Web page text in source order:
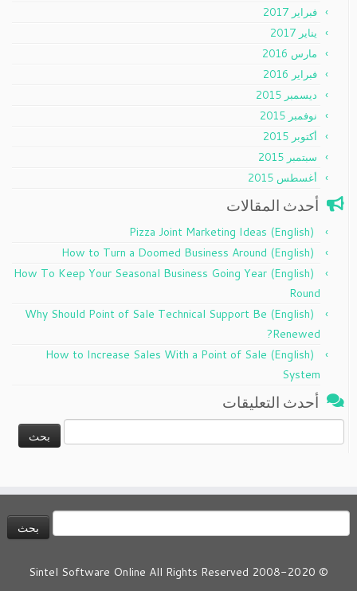
فبراير 2017
يناير 2017
مارس 2016
فبراير 2016
ديسمبر 2015
نوفمبر 2015
أكتوبر 2015
سبتمبر 2015
أغسطس 2015
أحدث المقالات
(English) Pizza Joint Marketing Ideas
(English) How to Turn a Doomed Business Around
(English) How To Keep Your Seasonal Business Going Year
Round
(English) Why Should Point of Sale Technical Support Be
Renewed?
(English) How to Increase Sales With a Point of Sale
System
أحدث التعليقات
البحث
عن:
البحث
عن:
© 2008-2020 Sintel Software Online All Rights Reserved